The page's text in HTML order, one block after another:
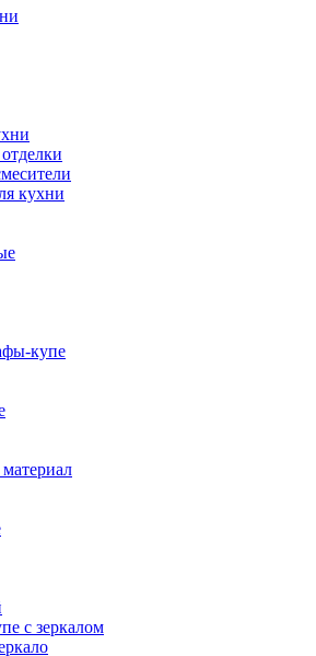
кухни
купе
с зеркалом